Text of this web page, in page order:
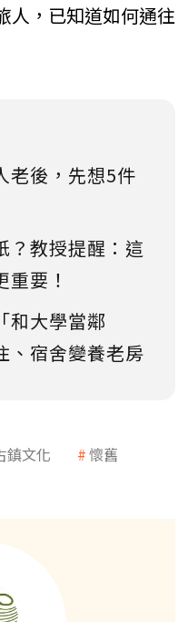
人，已知道如何通往
老後，先想5件
？教授提醒：這
要！
和大學當鄰
、宿舍變養老房
鎮文化
懷舊